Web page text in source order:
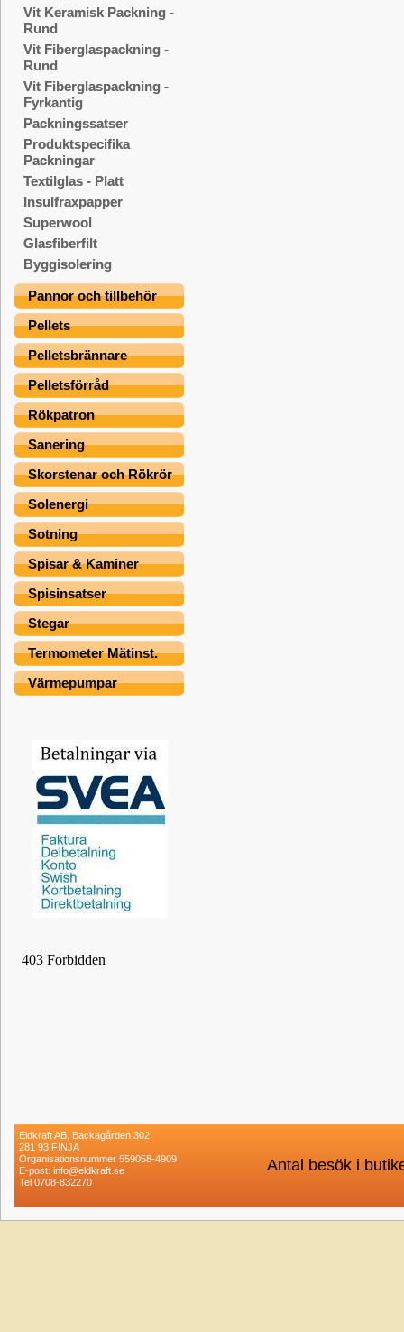
Vit Keramisk Packning -
Rund
Vit Fiberglaspackning -
Rund
Vit Fiberglaspackning -
Fyrkantig
Packningssatser
Produktspecifika
Packningar
Textilglas - Platt
Insulfraxpapper
Superwool
Glasfiberfilt
Byggisolering
Pannor och tillbehör
Pellets
Pelletsbrännare
Pelletsförråd
Rökpatron
Sanering
Skorstenar och Rökrör
Solenergi
Sotning
Spisar & Kaminer
Spisinsatser
Stegar
Termometer Mätinst.
Värmepumpar
Eldkraft AB, Backagården 302
281 93 FINJA
Organisationsnummer 559058-4909
E-post: info@eldkraft.se
Tel 0708-832270
Antal besök i